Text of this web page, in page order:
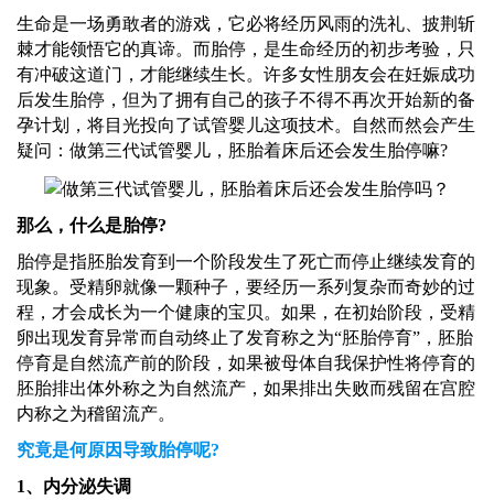
生命是一场勇敢者的游戏，它必将经历风雨的洗礼、披荆斩
棘才能领悟它的真谛。而胎停，是生命经历的初步考验，只
有冲破这道门，才能继续生长。许多女性朋友会在妊娠成功
后发生胎停，但为了拥有自己的孩子不得不再次开始新的备
孕计划，将目光投向了试管婴儿这项技术。自然而然会产生
疑问：做第三代试管婴儿，胚胎着床后还会发生胎停嘛?
那么，什么是胎停?
胎停是指胚胎发育到一个阶段发生了死亡而停止继续发育的
现象。受精卵就像一颗种子，要经历一系列复杂而奇妙的过
程，才会成长为一个健康的宝贝。如果，在初始阶段，受精
卵出现发育异常而自动终止了发育称之为“胚胎停育”，胚胎
停育是自然流产前的阶段，如果被母体自我保护性将停育的
胚胎排出体外称之为自然流产，如果排出失败而残留在宫腔
内称之为稽留流产。
究竟是何原因导致胎停呢?
1、内分泌失调